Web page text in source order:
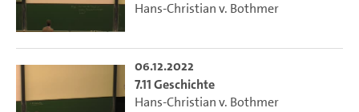
Hans-Christian v. Bothmer
06.12.2022
7.11 Geschichte
Hans-Christian v. Bothmer